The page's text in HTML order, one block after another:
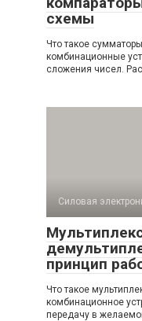
схемы
Что такое
комбинационные
сложения чисел.
Силовая
принцип
Что такое
комбинационное
передачу в